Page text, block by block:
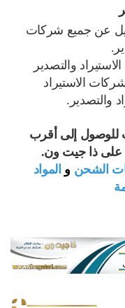
عن جميع شركات
والتصدير
الاستيراد
والتصدير.
للوصول إلى أقرب
على ذا جيت ون.
الشحن و المواد